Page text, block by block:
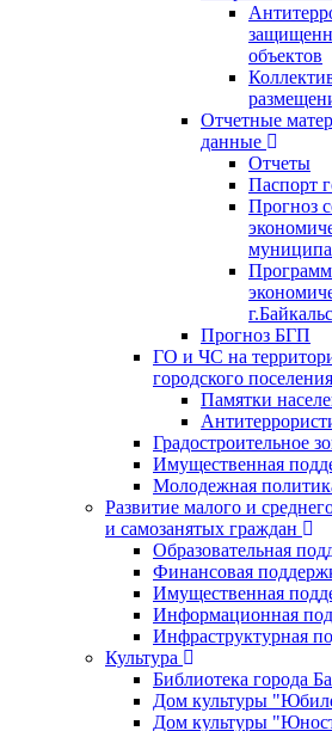
объектов
Отчетные
данные
Отчеты
Паспорт
Прогноз
Прогноз БГП
ГО и ЧС на
городского поселения
Памятки
Градостроительное
Имущественная
Молодежная
Развитие малого и
и самозанятых граждан
Образовательная
Финансовая
Имущественная
Информационная
Инфраструктурная
Культура
Библиотека города
Дом культуры
Дом культуры